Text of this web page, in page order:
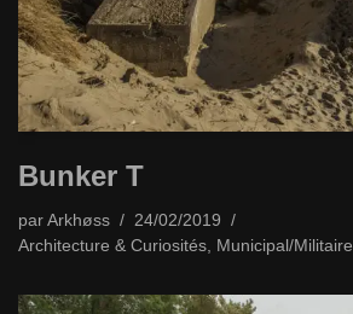
Bunker T
par Arkhøss
24/02/2019
Architecture & Curiosités
Municipal/Militaire